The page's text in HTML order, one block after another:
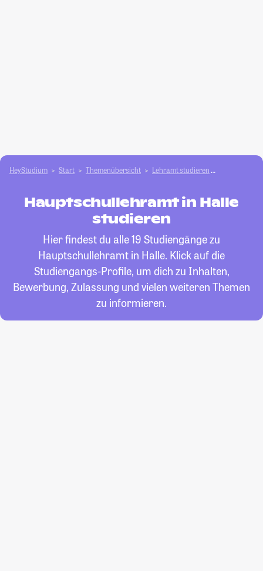
HeyStudium Start Themenübersicht Lehramt studieren
Hauptschullehramt in Halle
studieren
Hier findest du alle 19 Studiengänge zu
Hauptschullehramt in Halle. Klick auf die
Studiengangs-Profile, um dich zu Inhalten,
Bewerbung, Zulassung und vielen weiteren Themen
zu informieren.